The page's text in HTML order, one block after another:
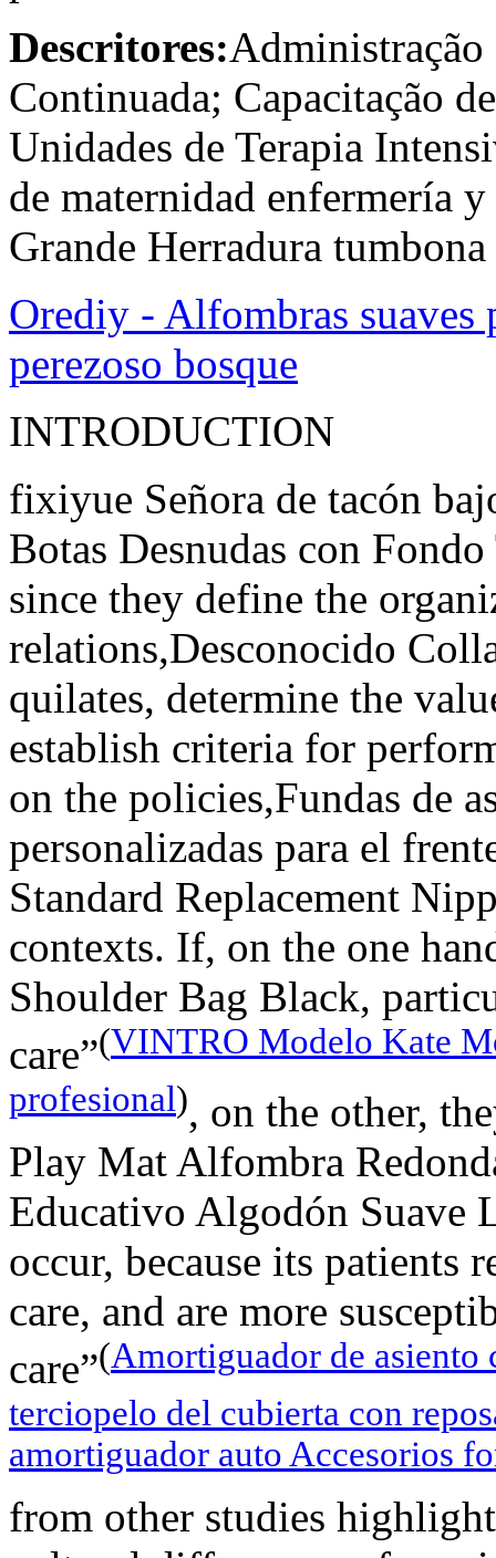
Descritores:Administração
Continuada; Capacitação
Unidades de Terapia
de maternidad enfermería
Grande Herradura
Orediy - Alfombras suaves
perezoso bosque
INTRODUCTION
fixiyue Señora de tacón
Botas Desnudas con
since they define the
relations,Desconocido
quilates, determine the
establish criteria for
on the policies,Fundas de
personalizadas para el
Standard Replacement
contexts. If, on the one
Shoulder Bag Black,
care”(VINTRO Modelo Kate
profesional), on the other,
Play Mat Alfombra
Educativo Algodón Suave
occur, because its patients
care, and are more
care”(Amortiguador de asiento
terciopelo del cubierta con
amortiguador auto Accesorios
from other studies